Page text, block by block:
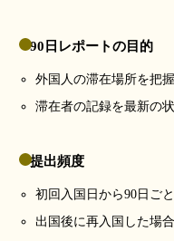
90日レポートの目的
外国人の滞在場所を把握
滞在者の記録を最新の
提出頻度
初回入国日から90日ごと
出国後に再入国した場